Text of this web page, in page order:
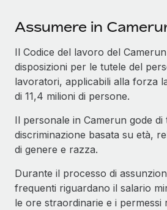
Assumere in
Il Codice del lavoro del
disposizioni per le tutele del
lavoratori, applicabili alla forza
di 11,4 milioni di persone.
Il personale in Camerun gode
discriminazione basata su età,
di genere e razza.
Durante il processo di
frequenti riguardano il salario
le ore straordinarie e i permessi